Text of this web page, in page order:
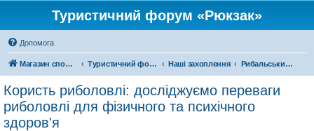
Туристичний форум «Рюкзак»
Допомога
Магазин спорядження Туристичний форум «Рюкзак» Наші захоплення Рибальський форум
Користь риболовлі: досліджуємо переваги
риболовлі для фізичного та психічного
здоров'я